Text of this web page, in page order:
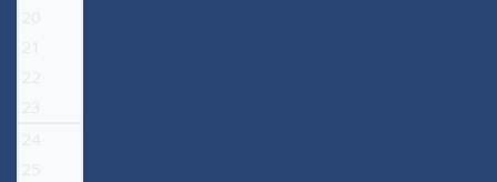
20
21
22
23
24
25